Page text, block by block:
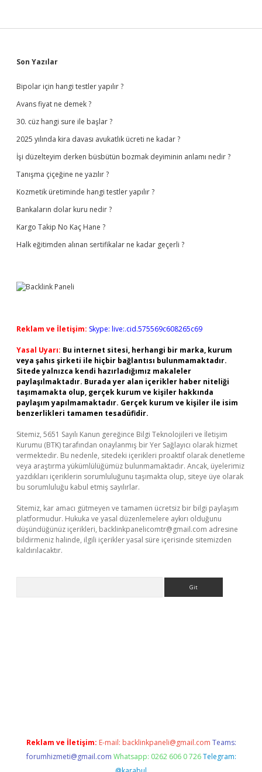
Sidebar
Son Yazılar
Bipolar için hangi testler yapılır ?
Avans fiyat ne demek ?
30. cüz hangi sure ile başlar ?
2025 yılında kira davası avukatlık ücreti ne kadar ?
İşi düzelteyim derken büsbütün bozmak deyiminin anlamı nedir ?
Tanışma çiçeğine ne yazılır ?
Kozmetik üretiminde hangi testler yapılır ?
Bankaların dolar kuru nedir ?
Kargo Takip No Kaç Hane ?
Halk eğitimden alınan sertifikalar ne kadar geçerli ?
Reklam ve İletişim: Skype: live:.cid.575569c608265c69
Yasal Uyarı: Bu internet sitesi, herhangi bir marka, kurum
veya şahıs şirketi ile hiçbir bağlantısı bulunmamaktadır.
Sitede yalnızca kendi hazırladığımız makaleler
paylaşılmaktadır. Burada yer alan içerikler haber niteliği
taşımamakta olup, gerçek kurum ve kişiler hakkında
paylaşım yapılmamaktadır. Gerçek kurum ve kişiler ile isim
benzerlikleri tamamen tesadüfidir.
Sitemiz, 5651 Sayılı Kanun gereğince Bilgi Teknolojileri ve İletişim
Kurumu (BTK) tarafından onaylanmış bir Yer Sağlayıcı olarak hizmet
vermektedir. Bu nedenle, sitedeki içerikleri proaktif olarak denetleme
veya araştırma yükümlülüğümüz bulunmamaktadır. Ancak, üyelerimiz
yazdıkları içeriklerin sorumluluğunu taşımakta olup, siteye üye olarak
bu sorumluluğu kabul etmiş sayılırlar.
Sitemiz, kar amacı gütmeyen ve tamamen ücretsiz bir bilgi paylaşım
platformudur. Hukuka ve yasal düzenlemelere aykırı olduğunu
düşündüğünüz içerikleri, backlinkpanelicomtr@gmail.com adresine
bildirmeniz halinde, ilgili içerikler yasal süre içerisinde sitemizden
kaldırılacaktır.
Reklam ve İletişim: E-mail: backlinkpaneli@gmail.com Teams:
forumhizmeti@gmail.com Whatsapp: 0262 606 0 726 Telegram: